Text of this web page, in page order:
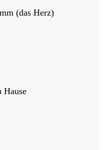
(das Herz)
Hause